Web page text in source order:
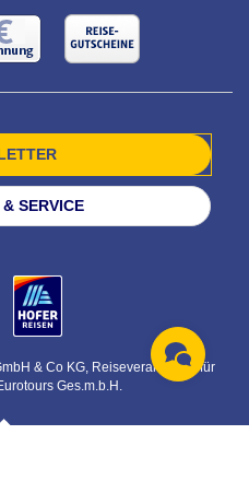
SERVICE
& Co KG, Reiseveranstalter für
Ges.m.b.H.